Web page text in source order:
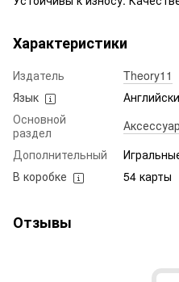
Характеристики
Издатель
Theory11
Язык
Основной
раздел
Дополнительный
В коробке
54 карты
Отзывы